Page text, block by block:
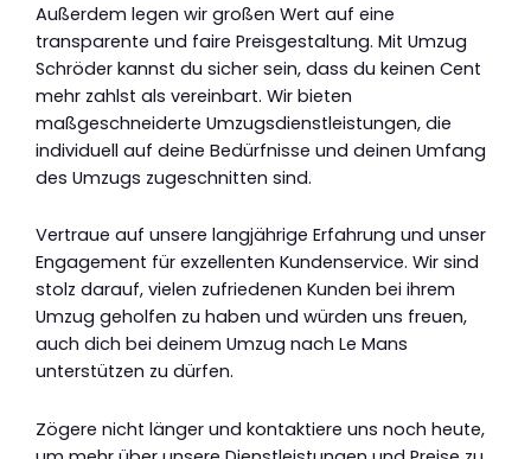
Außerdem legen wir großen Wert auf eine
transparente und faire Preisgestaltung. Mit Umzug
Schröder kannst du sicher sein, dass du keinen Cent
mehr zahlst als vereinbart. Wir bieten
maßgeschneiderte Umzugsdienstleistungen, die
individuell auf deine Bedürfnisse und deinen Umfang
des Umzugs zugeschnitten sind.
Vertraue auf unsere langjährige Erfahrung und unser
Engagement für exzellenten Kundenservice. Wir sind
stolz darauf, vielen zufriedenen Kunden bei ihrem
Umzug geholfen zu haben und würden uns freuen,
auch dich bei deinem Umzug nach Le Mans
unterstützen zu dürfen.
Zögere nicht länger und kontaktiere uns noch heute,